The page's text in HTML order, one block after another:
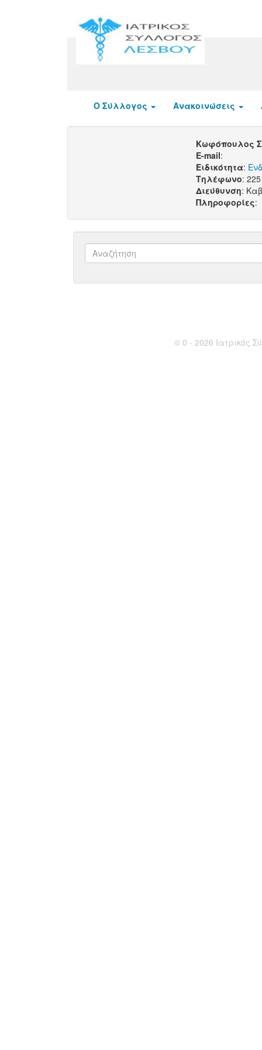
Ο Σύλλογος Ανακοινώσεις
Κωφόπουλος
E-mail:
Ειδικότητα:
Τηλέφωνο:
Διεύθυνση:
Πληροφορίες:
© 0 - 2026 Ιατρικός